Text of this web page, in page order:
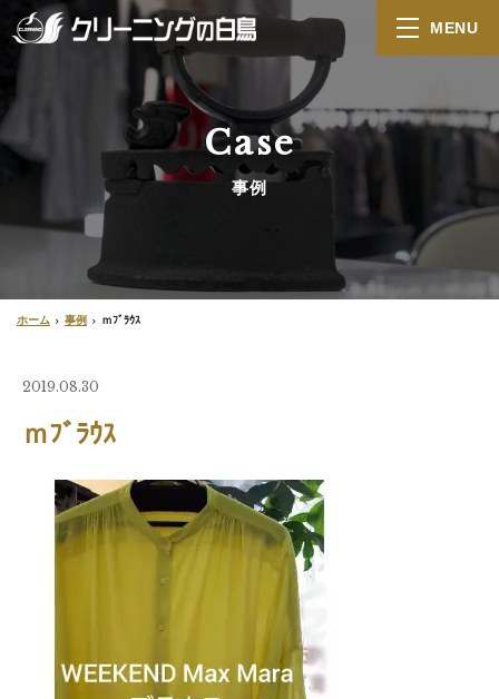
MENU
Case
事例
ホーム 事例 ｍﾌﾞﾗｳｽ
2019.08.30
ｍﾌﾞﾗｳｽ